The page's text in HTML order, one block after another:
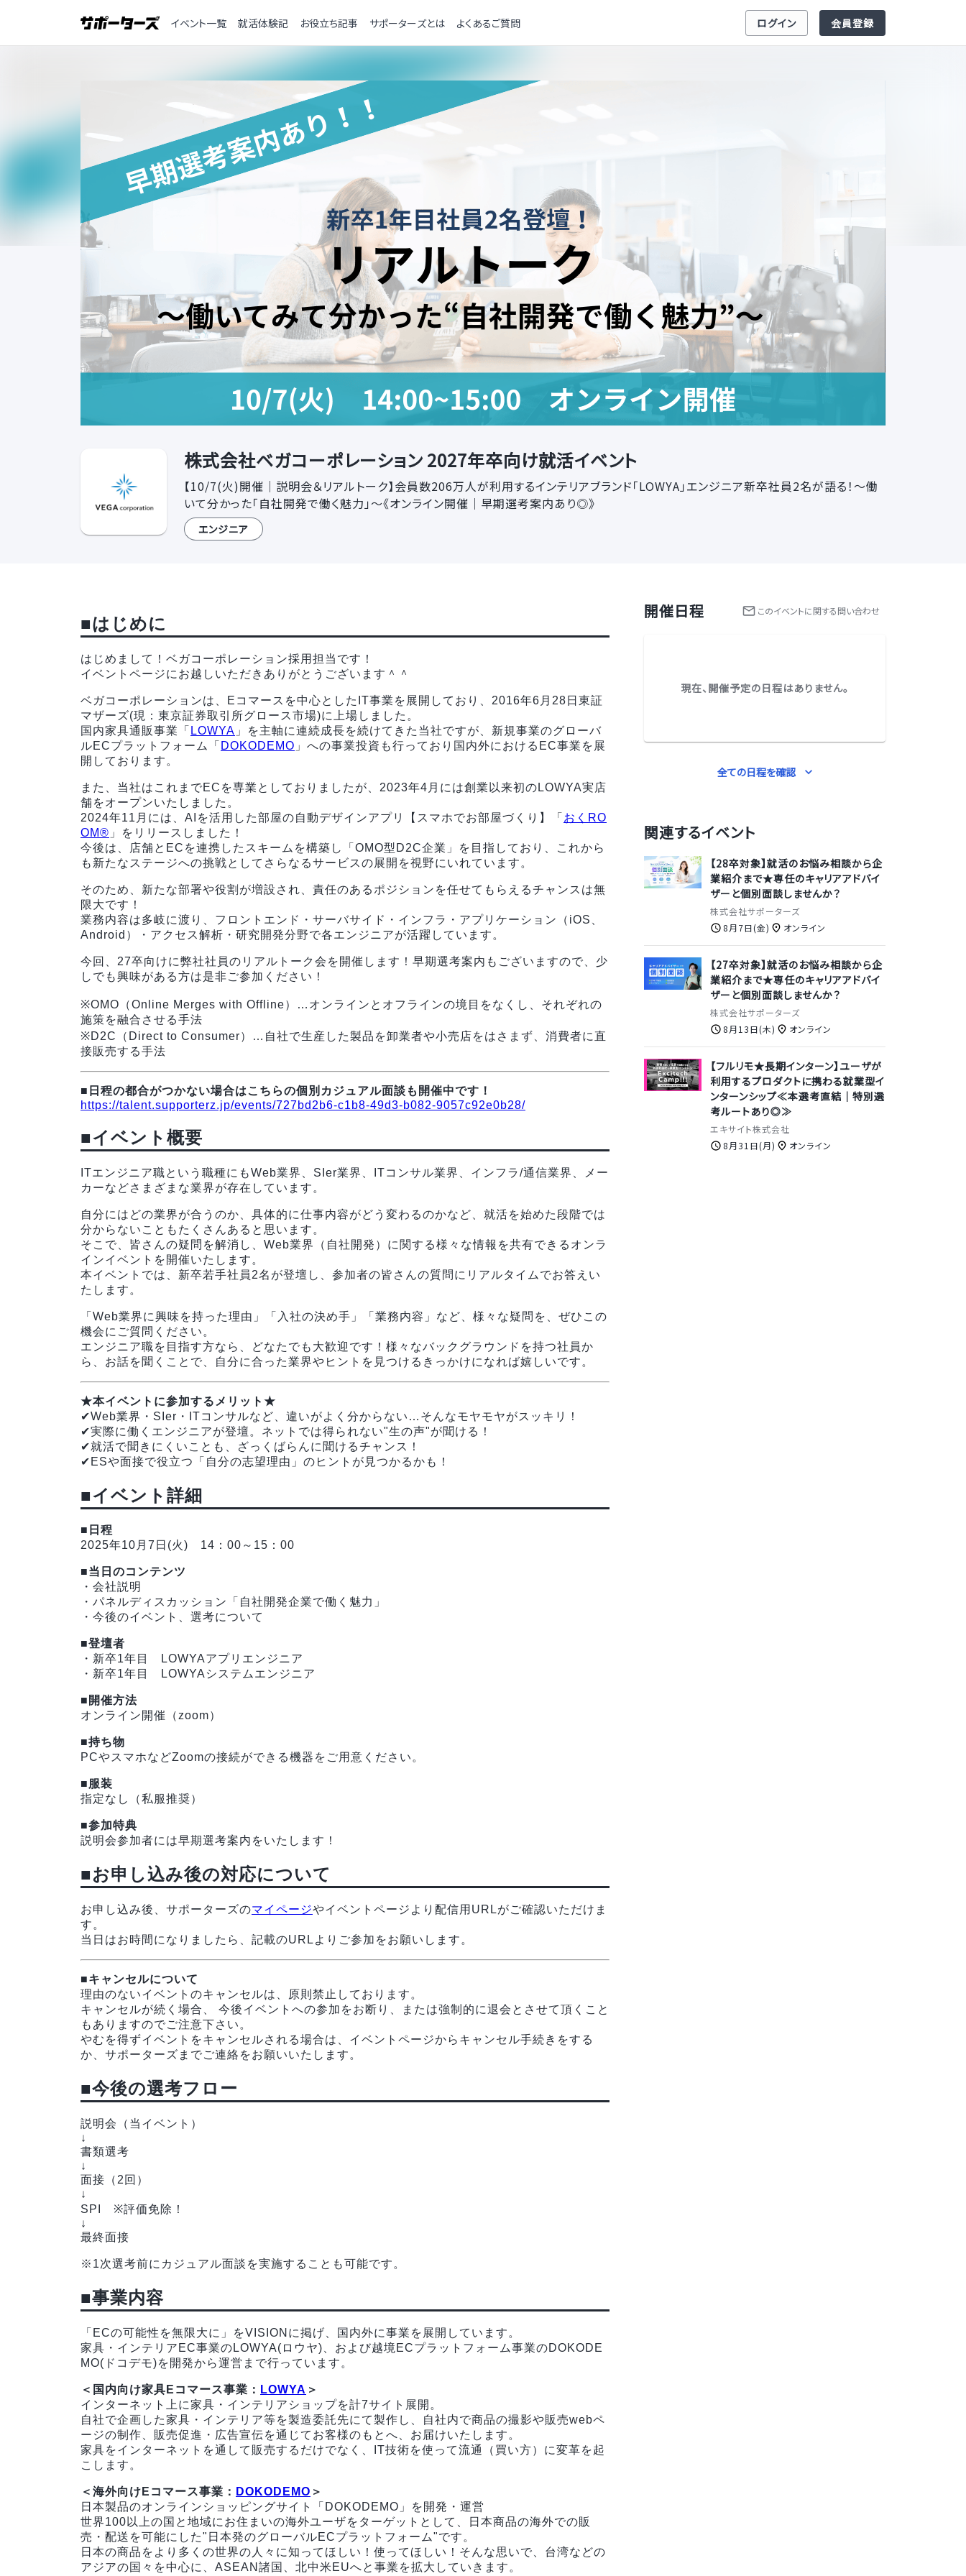
イベント一覧 就活体験記 お役立ち記事 サポーターズとは よくあるご質問 ログイン 会員登録
株式会社ベガコーポレーション 2027年卒向け就活イベント
【10/7(火)開催｜説明会＆リアルトーク】会員数206万人が利用するインテリアブランド「LOWYA」エンジニア新卒社員2名が語る！～働
いて分かった「自社開発で働く魅力」～《オンライン開催｜早期選考案内あり◎》
エンジニア
■はじめに
はじめまして！ベガコーポレーション採用担当です！
イベントページにお越しいただきありがとうございます＾＾
ベガコーポレーションは、Eコマースを中心としたIT事業を展開しており、2016年6月28日東証
マザーズ(現：東京証券取引所グロース市場)に上場しました。
国内家具通販事業「 LOWYA 」を主軸に連続成長を続けてきた当社ですが、新規事業のグローバ
ルECプラットフォーム「 DOKODEMO 」への事業投資も行っており国内外におけるEC事業を展
開しております。
また、当社はこれまでECを専業としておりましたが、2023年4月には創業以来初のLOWYA実店
舗をオープンいたしました。
2024年11月には、AIを活用した部屋の自動デザインアプリ【スマホでお部屋づくり】「 おくRO
OM® 」をリリースしました！
今後は、店舗とECを連携したスキームを構築し「OMO型D2C企業」を目指しており、これから
も新たなステージへの挑戦としてさらなるサービスの展開を視野にいれています。
そのため、新たな部署や役割が増設され、責任のあるポジションを任せてもらえるチャンスは無
限大です！
業務内容は多岐に渡り、フロントエンド・サーバサイド・インフラ・アプリケーション（iOS、
Android）・アクセス解析・研究開発分野で各エンジニアが活躍しています。
今回、27卒向けに弊社社員のリアルトーク会を開催します！早期選考案内もございますので、少
しでも興味がある方は是非ご参加ください！
※OMO（Online Merges with Offline）…オンラインとオフラインの境目をなくし、それぞれの
施策を融合させる手法
※D2C（Direct to Consumer）…自社で生産した製品を卸業者や小売店をはさまず、消費者に直
接販売する手法
■日程の都合がつかない場合はこちらの個別カジュアル面談も開催中です！
https://talent.supporterz.jp/events/727bd2b6-c1b8-49d3-b082-9057c92e0b28/
■イベント概要
ITエンジニア職という職種にもWeb業界、SIer業界、ITコンサル業界、インフラ/通信業界、メー
カーなどさまざまな業界が存在しています。
自分にはどの業界が合うのか、具体的に仕事内容がどう変わるのかなど、就活を始めた段階では
分からないこともたくさんあると思います。
そこで、皆さんの疑問を解消し、Web業界（自社開発）に関する様々な情報を共有できるオンラ
インイベントを開催いたします。
本イベントでは、新卒若手社員2名が登壇し、参加者の皆さんの質問にリアルタイムでお答えい
たします。
「Web業界に興味を持った理由」「入社の決め手」「業務内容」など、様々な疑問を、ぜひこの
機会にご質問ください。
エンジニア職を目指す方なら、どなたでも大歓迎です！様々なバックグラウンドを持つ社員か
ら、お話を聞くことで、自分に合った業界やヒントを見つけるきっかけになれば嬉しいです。
★本イベントに参加するメリット★
✔Web業界・SIer・ITコンサルなど、違いがよく分からない…そんなモヤモヤがスッキリ！
✔実際に働くエンジニアが登壇。ネットでは得られない"生の声"が聞ける！
✔就活で聞きにくいことも、ざっくばらんに聞けるチャンス！
✔ESや面接で役立つ「自分の志望理由」のヒントが見つかるかも！
■イベント詳細
■日程
2025年10月7日(火) 14：00～15：00
■当日のコンテンツ
・会社説明
・パネルディスカッション「自社開発企業で働く魅力」
・今後のイベント、選考について
■登壇者
・新卒1年目 LOWYAアプリエンジニア
・新卒1年目 LOWYAシステムエンジニア
■開催方法
オンライン開催（zoom）
■持ち物
PCやスマホなどZoomの接続ができる機器をご用意ください。
■服装
指定なし（私服推奨）
■参加特典
説明会参加者には早期選考案内をいたします！
■お申し込み後の対応について
お申し込み後、サポーターズのマイページやイベントページより配信用URLがご確認いただけま
す。
当日はお時間になりましたら、記載のURLよりご参加をお願いします。
■キャンセルについて
理由のないイベントのキャンセルは、原則禁止しております。
キャンセルが続く場合、 今後イベントへの参加をお断り、または強制的に退会とさせて頂くこと
もありますのでご注意下さい。
やむを得ずイベントをキャンセルされる場合は、イベントページからキャンセル手続きをする
か、サポーターズまでご連絡をお願いいたします。
■今後の選考フロー
説明会（当イベント）
↓
書類選考
↓
面接（2回）
↓
SPI ※評価免除！
↓
最終面接
※1次選考前にカジュアル面談を実施することも可能です。
■事業内容
「ECの可能性を無限大に」をVISIONに掲げ、国内外に事業を展開しています。
家具・インテリアEC事業のLOWYA(ロウヤ)、および越境ECプラットフォーム事業のDOKODE
MO(ドコデモ)を開発から運営まで行っています。
＜国内向け家具Eコマース事業： LOWYA ＞
インターネット上に家具・インテリアショップを計7サイト展開。
自社で企画した家具・インテリア等を製造委託先にて製作し、自社内で商品の撮影や販売webペ
ージの制作、販売促進・広告宣伝を通じてお客様のもとへ、お届けいたします。
家具をインターネットを通して販売するだけでなく、IT技術を使って流通（買い方）に変革を起
こします。
＜海外向けEコマース事業： DOKODEMO ＞
日本製品のオンラインショッピングサイト「DOKODEMO」を開発・運営
世界100以上の国と地域にお住まいの海外ユーザをターゲットとして、日本商品の海外での販
売・配送を可能にした"日本発のグローバルECプラットフォーム"です。
日本の商品をより多くの世界の人々に知ってほしい！使ってほしい！そんな思いで、台湾などの
アジアの国々を中心に、ASEAN諸国、北中米EUへと事業を拡大していきます。
開催日程 このイベントに関する問い合わせ
現在、開催予定の日程はありません。
全ての日程を確認
関連するイベント
【28卒対象】就活のお悩み相談から企
業紹介まで★専任のキャリアアドバイ
ザーと個別面談しませんか？
株式会社サポーターズ
8月7日(金)
オンライン
【27卒対象】就活のお悩み相談から企
業紹介まで★専任のキャリアアドバイ
ザーと個別面談しませんか？
株式会社サポーターズ
8月13日(木)
オンライン
【フルリモ★長期インターン】ユーザが
利用するプロダクトに携わる就業型イ
ンターンシップ≪本選考直結｜特別選
考ルートあり◎≫
エキサイト株式会社
8月31日(月)
オンライン